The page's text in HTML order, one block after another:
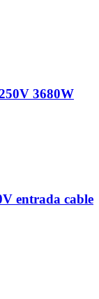
3680W
entrada cable